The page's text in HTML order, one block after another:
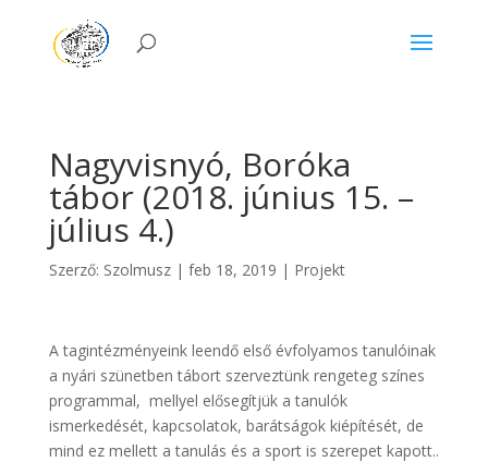
Nagyvisnyó, Boróka
tábor (2018. június 15. –
július 4.)
Szerző: Szolmusz| feb 18, 2019 | Projekt
A tagintézményeink leendő első évfolyamos tanulóinak
a nyári szünetben tábort szerveztünk rengeteg színes
programmal, mellyel elősegítjük a tanulók
ismerkedését, kapcsolatok, barátságok kiépítését, de
mind ez mellett a tanulás és a sport is szerepet kapott..